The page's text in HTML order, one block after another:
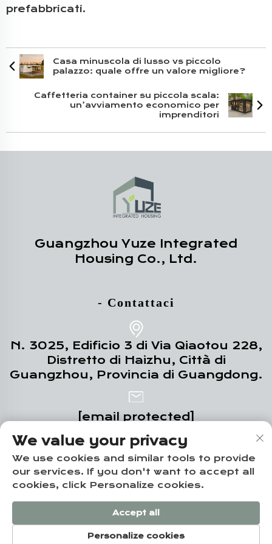
prefabbricati.
Casa minuscola di lusso vs piccolo
palazzo: quale offre un valore migliore?
Caffetteria container su piccola scala:
un’avviamento economico per
imprenditori
Guangzhou Yuze Integrated
Housing Co., Ltd.
- Contattaci
N. 3025, Edificio 3 di Via Qiaotou 228,
Distretto di Haizhu, Città di
Guangzhou, Provincia di Guangdong.
[email protected]
+86-18102719517
Copyright © Guangzhou Yuze Integrated
Housing Co., Ltd. -Informativa sulla privacy
We value your privacy
We use cookies and similar tools to provide
our services. If you don't want to accept all
cookies, click Personalize cookies.
Personalize cookies
Accept all